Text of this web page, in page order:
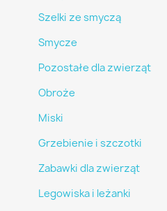
Szelki ze smyczą
Smycze
Pozostałe dla zwierząt
Obroże
Miski
Grzebienie i szczotki
Zabawki dla zwierząt
Legowiska i leżanki